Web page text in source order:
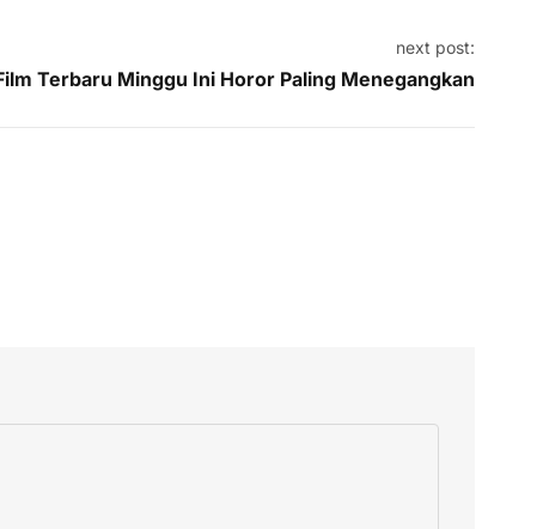
next post:
Terbaru Minggu Ini Horor Paling Menegangkan